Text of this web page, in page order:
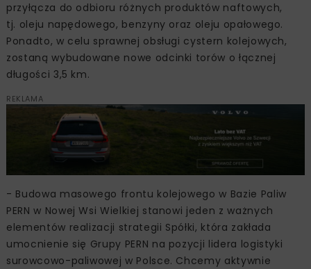
przyłącza do odbioru różnych produktów naftowych,
tj. oleju napędowego, benzyny oraz oleju opałowego.
Ponadto, w celu sprawnej obsługi cystern kolejowych,
zostaną wybudowane nowe odcinki torów o łącznej
długości 3,5 km.
REKLAMA
- Budowa masowego frontu kolejowego w Bazie Paliw
PERN w Nowej Wsi Wielkiej stanowi jeden z ważnych
elementów realizacji strategii Spółki, która zakłada
umocnienie się Grupy PERN na pozycji lidera logistyki
surowcowo-paliwowej w Polsce. Chcemy aktywnie